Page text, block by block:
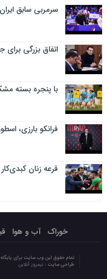
سرمربی سابق
اتفاق بزرگی
با پنجره بسته
فرانکو بارزی،
قرعه زنان
خوراک آب و هوا
تمام حقوق این وب سایت برای
طراحی سایت : نیمروز آنلاین